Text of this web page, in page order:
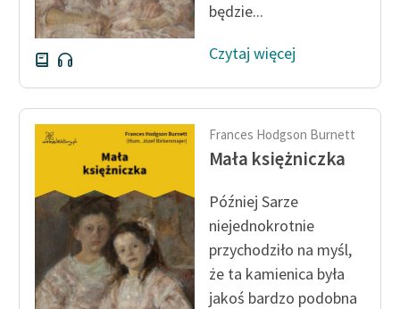
Zasady wykorzystania
Wolnych Lektur
Logotypy
Materiały promocyjne
Polityka prywatności
Regulamin biblioteki
Dane fundacji i
sprawozdania finansowe
Regulamin darowizn
będzie...
Czytaj więcej
Frances Hodgson Burnett
Mała księżniczka
Później Sarze
niejednokrotnie
przychodziło na myśl,
że ta kamienica była
jakoś bardzo podobna